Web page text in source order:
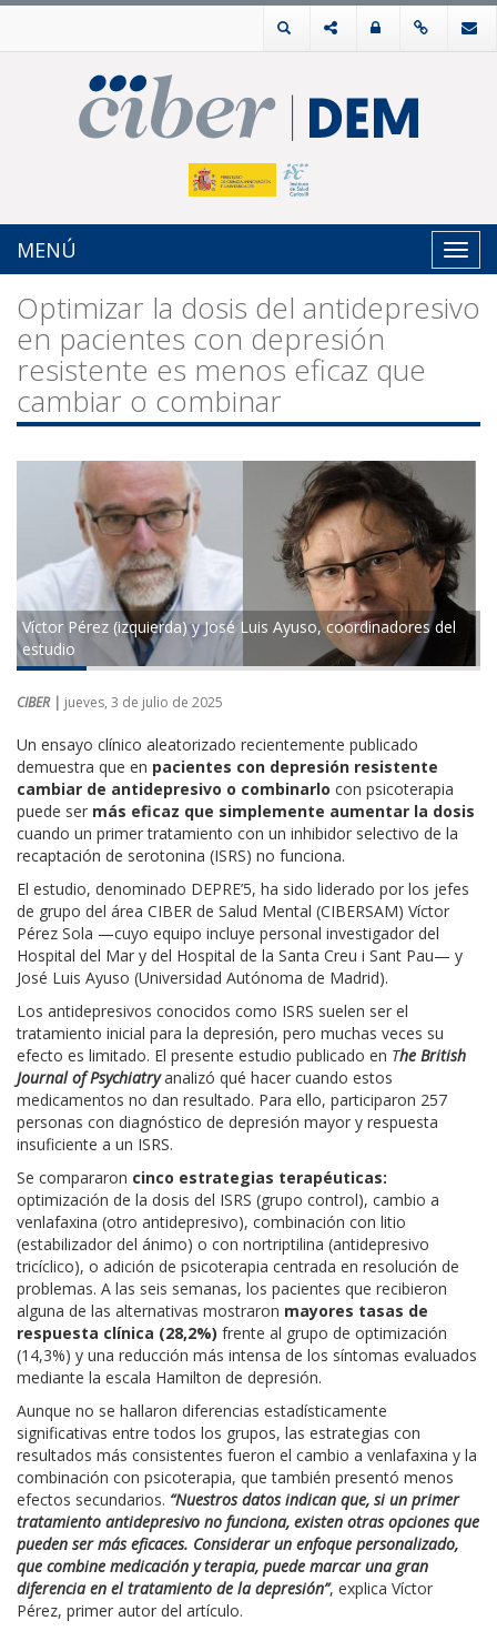
MENÚ
Optimizar la dosis del antidepresivo
en pacientes con depresión
resistente es menos eficaz que
cambiar o combinar
Víctor Pérez (izquierda) y José Luis Ayuso, coordinadores del
estudio
CIBER | jueves, 3 de julio de 2025
Un ensayo clínico aleatorizado recientemente publicado
demuestra que en pacientes con depresión resistente
cambiar de antidepresivo o combinarlo con psicoterapia
puede ser más eficaz que simplemente aumentar la dosis
cuando un primer tratamiento con un inhibidor selectivo de la
recaptación de serotonina (ISRS) no funciona.
El estudio, denominado DEPRE’5, ha sido liderado por los jefes
de grupo del área CIBER de Salud Mental (CIBERSAM) Víctor
Pérez Sola —cuyo equipo incluye personal investigador del
Hospital del Mar y del Hospital de la Santa Creu i Sant Pau— y
José Luis Ayuso (Universidad Autónoma de Madrid).
Los antidepresivos conocidos como ISRS suelen ser el
tratamiento inicial para la depresión, pero muchas veces su
efecto es limitado. El presente estudio publicado en The British
Journal of Psychiatryanalizó qué hacer cuando estos
medicamentos no dan resultado. Para ello, participaron 257
personas con diagnóstico de depresión mayor y respuesta
insuficiente a un ISRS.
Se compararon cinco estrategias terapéuticas:
optimización de la dosis del ISRS (grupo control), cambio a
venlafaxina (otro antidepresivo), combinación con litio
(estabilizador del ánimo) o con nortriptilina (antidepresivo
tricíclico), o adición de psicoterapia centrada en resolución de
problemas. A las seis semanas, los pacientes que recibieron
alguna de las alternativas mostraron mayores tasas de
respuesta clínica (28,2%) frente al grupo de optimización
(14,3%) y una reducción más intensa de los síntomas evaluados
mediante la escala Hamilton de depresión.
Aunque no se hallaron diferencias estadísticamente
significativas entre todos los grupos, las estrategias con
resultados más consistentes fueron el cambio a venlafaxina y la
combinación con psicoterapia, que también presentó menos
efectos secundarios. “Nuestros datos indican que, si un primer
tratamiento antidepresivo no funciona, existen otras opciones que
pueden ser más eficaces. Considerar un enfoque personalizado,
que combine medicación y terapia, puede marcar una gran
diferencia en el tratamiento de la depresión”, explica Víctor
Pérez, primer autor del artículo.